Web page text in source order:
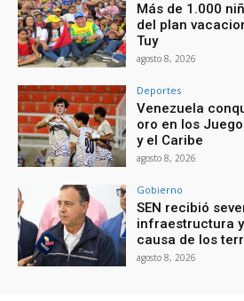
Más de 1.000
del plan
Tuy
agosto 8, 2026
Deportes
Venezuela
oro en los
y el Caribe
agosto 8, 2026
Gobierno
SEN recibió
infraestructura
causa de los
agosto 8, 2026